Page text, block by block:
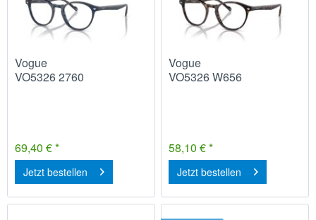
Vogue
VO5326 2760
69,40 € *
Jetzt bestellen
Vogue
VO5326 W656
58,10 € *
Jetzt bestellen